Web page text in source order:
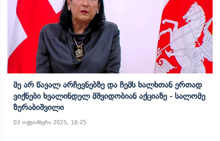
Მე Არ Წავალ Არჩევნებზე Და Ჩემს Ხალხთან Ერთად
Ვიქნები Ხვალინდელ Მშვიდობიან Აქციაზე - Სალომე
Ზურაბიშვილი
03 ოქტომბერი 2025, 18:25